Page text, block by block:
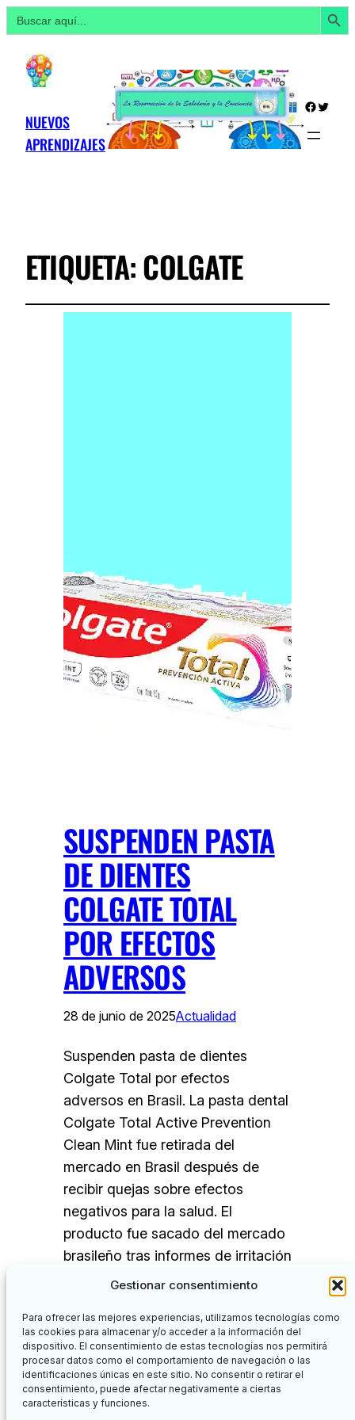
Gestionar consentimiento
Para ofrecer las mejores experiencias, utilizamos tecnologías como
las cookies para almacenar y/o acceder a la información del
dispositivo. El consentimiento de estas tecnologías nos permitirá
procesar datos como el comportamiento de navegación o las
identificaciones únicas en este sitio. No consentir o retirar el
consentimiento, puede afectar negativamente a ciertas
características y funciones.
Buscar: Botón de
NUEVOS
APRENDIZAJES
Twitter
ETIQUETA:COLGATE
SUSPENDEN PASTA
DE DIENTES
COLGATE TOTAL
POR EFECTOS
ADVERSOS
28 de junio de 2025Actualidad
Suspenden pasta de dientes
Colgate Total por efectos
adversos en Brasil. La pasta dental
Colgate Total Active Prevention
Clean Mint fue retirada del
mercado en Brasil después de
recibir quejas sobre efectos
negativos para la salud. El
producto fue sacado del mercado
brasileño tras informes de irritación
en la boca vinculados a su nueva
Facebook
Twitter